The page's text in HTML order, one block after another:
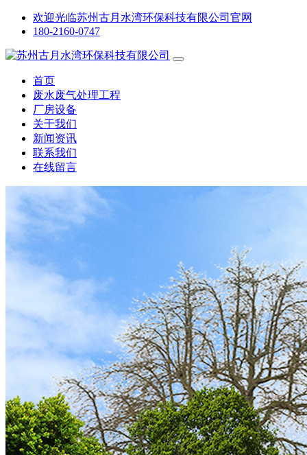
欢迎光临苏州古月水湾环保科技有限公司官网
180-2160-0747
首页
废水废气处理工程
厂房设备
关于我们
新闻资讯
联系我们
在线留言